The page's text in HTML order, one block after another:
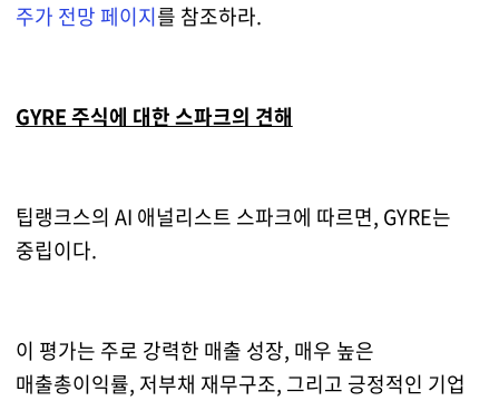
주가 전망 페이지를 참조하라.
GYRE 주식에 대한 스파크의 견해
팁랭크스의 AI 애널리스트 스파크에 따르면, GYRE는
중립이다.
이 평가는 주로 강력한 매출 성장, 매우 높은
매출총이익률, 저부채 재무구조, 그리고 긍정적인 기업